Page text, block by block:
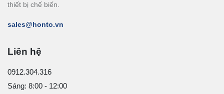
thiết bị chế biến.
sales@honto.vn
Liên hệ
0912.304.316
Sáng: 8:00 - 12:00